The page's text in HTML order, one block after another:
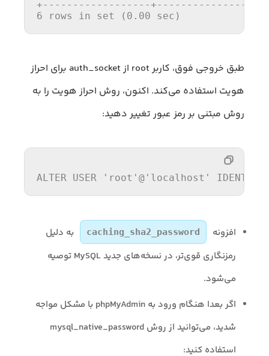
6 rows in set ( 0.00 sec)
طبق خروجی فوق، کاربر root از auth_socket برای احراز
هویت استفاده می‌کند. اکنون، روش احراز هویت را به
روش مبتنی بر رمز عبور تغییر دهید:
ALTER USER 'root' @ 'localhost'
افزونه caching_sha2_password
به دلیل
رمزنگاری قوی‌تر، در نسخه‌های جدید MySQL توصیه
می‌شود.
اگر بعدا هنگام ورود به phpMyAdmin با مشکل مواجه
شدید، می‌توانید از روش mysql_native_password
استفاده کنید: